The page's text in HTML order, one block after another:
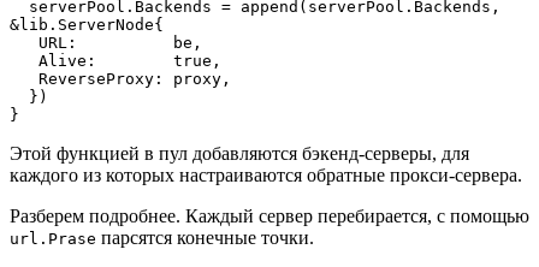
&lib.ServerNode{
   URL:          be,
   Alive:        true,
   ReverseProxy: proxy,
  })
}
Этой функцией в пул добавляются бэкенд-серверы, для
каждого из которых настраиваются обратные прокси-сервера.
Разберем подробнее. Каждый сервер перебирается, с помощью
url.Prase парсятся конечные точки.